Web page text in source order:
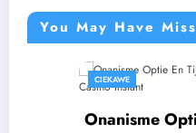
You May Have
CIEKAWE
Onanisme Optie